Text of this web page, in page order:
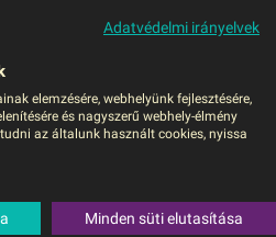
MENÜ
találtunk.
szűkítheti a
Adatvédelmi irányelvek
elemzésére, webhelyünk fejlesztésére,
és nagyszerű webhely-élmény
az általunk használt cookies, nyissa
Minden süti elutasítása